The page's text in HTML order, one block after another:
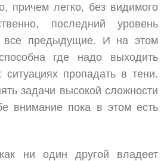
причем легко, без видимого
последний уровень
все предыдущие. И на этом
где надо выходить
пропадать в тени.
задачи высокой сложности
внимание пока в этом есть
ни один другой владеет